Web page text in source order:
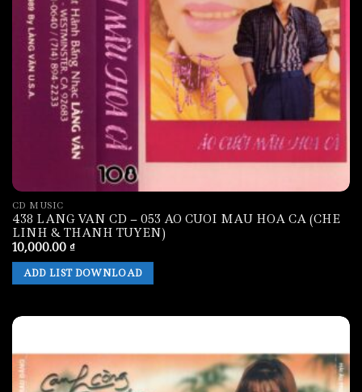
CD MUSIC
438 LANG VAN CD – 053 AO CUOI MAU HOA CA (CHE
LINH & THANH TUYEN)
10,000.00 ₫
ADD LIST DOWNLOAD